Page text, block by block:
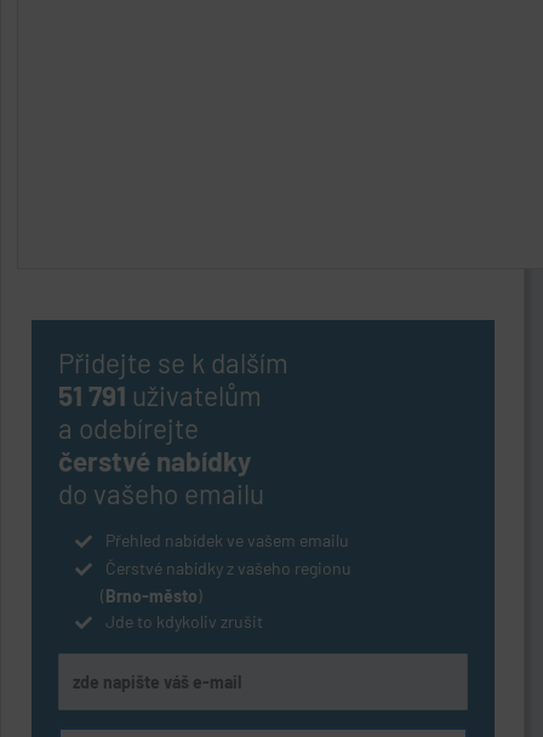
Přidejte se k dalším
51 791 uživatelům
a odebírejte
čerstvé nabídky
do vašeho emailu
Přehled nabídek ve vašem emailu
Čerstvé nabídky z vašeho regionu
(Brno-město)
Jde to kdykoliv zrušit